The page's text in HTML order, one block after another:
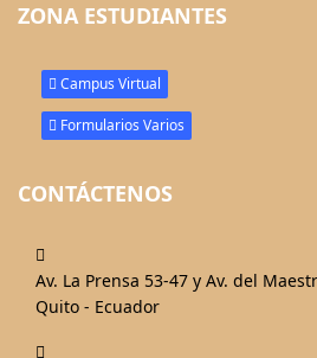
ZONA ESTUDIANTES
Campus Virtual
Formularios Varios
CONTÁCTENOS
fa-
map-
Av. La Prensa 53-47 y Av. del
Quito - Ecuador